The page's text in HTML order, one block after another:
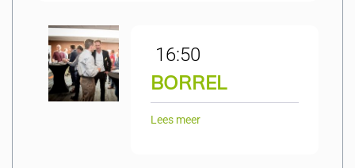
16:50
BORREL
Lees meer